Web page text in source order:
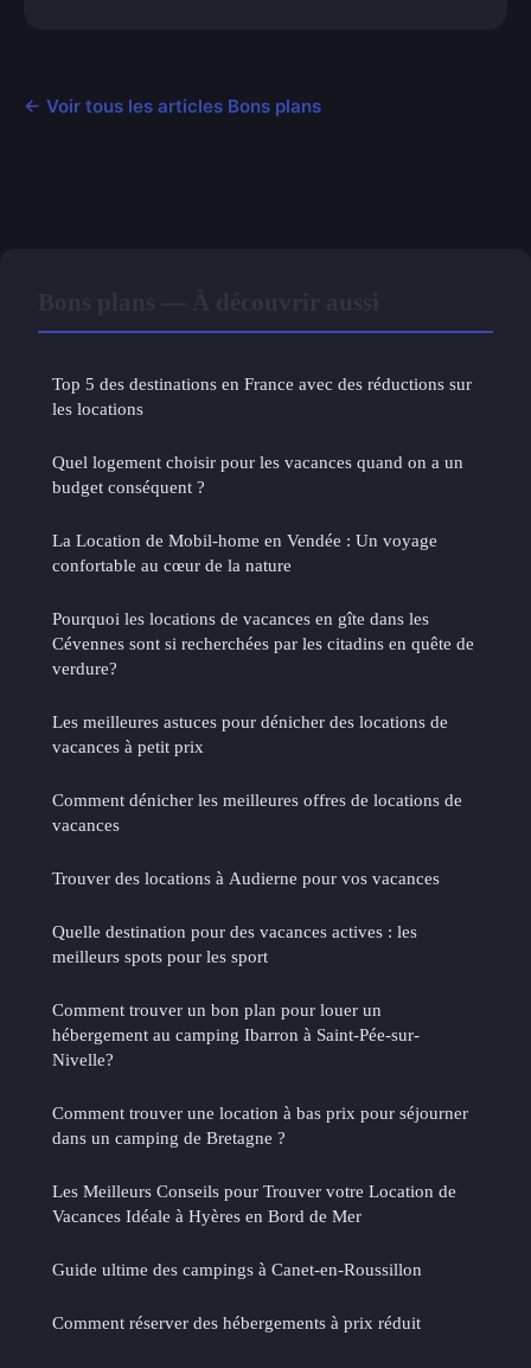
← Voir tous les articles Bons plans
Top 5 des destinations en France avec des réductions sur
les locations
Quel logement choisir pour les vacances quand on a un
budget conséquent ?
La Location de Mobil-home en Vendée : Un voyage
confortable au cœur de la nature
Pourquoi les locations de vacances en gîte dans les
Cévennes sont si recherchées par les citadins en quête de
verdure?
Les meilleures astuces pour dénicher des locations de
vacances à petit prix
Comment dénicher les meilleures offres de locations de
vacances
Trouver des locations à Audierne pour vos vacances
Quelle destination pour des vacances actives : les
meilleurs spots pour les sport
Comment trouver un bon plan pour louer un
hébergement au camping Ibarron à Saint-Pée-sur-
Nivelle?
Comment trouver une location à bas prix pour séjourner
dans un camping de Bretagne ?
Les Meilleurs Conseils pour Trouver votre Location de
Vacances Idéale à Hyères en Bord de Mer
Guide ultime des campings à Canet-en-Roussillon
Comment réserver des hébergements à prix réduit